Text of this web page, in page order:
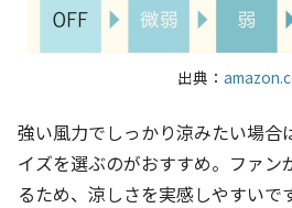
出典：
強い風力でしっかり涼みたい場合
イズを選ぶのがおすすめ。ファン
るため、涼しさを実感しやすいで